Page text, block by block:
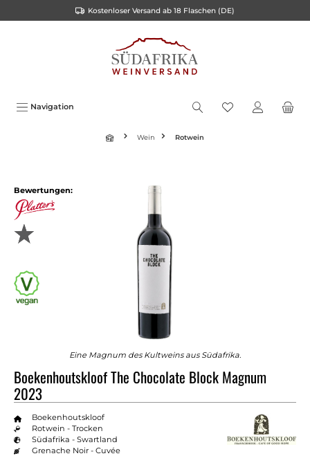
Kostenloser Versand ab 18 Flaschen (DE)
Navigation
Wein Rotwein
Bewertungen:
Eine Magnum des Kultweins aus Südafrika.
Boekenhoutskloof The Chocolate Block Magnum
2023
Boekenhoutskloof
Rotwein - Trocken
Südafrika - Swartland
Grenache Noir - Cuvée